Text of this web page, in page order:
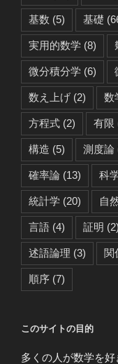
基数 (5) 基礎
実用的数学 (8)
微分積分学 (6)
数え上げ (2) 数
方程式 (2) 有限
構造 (5) 測度論
確率論 (13) 科
統計学 (20) 自
言語 (4) 証明 (2)
述語論理 (3) 関
順序 (7)
このサイトの目的
多くの人が数学を